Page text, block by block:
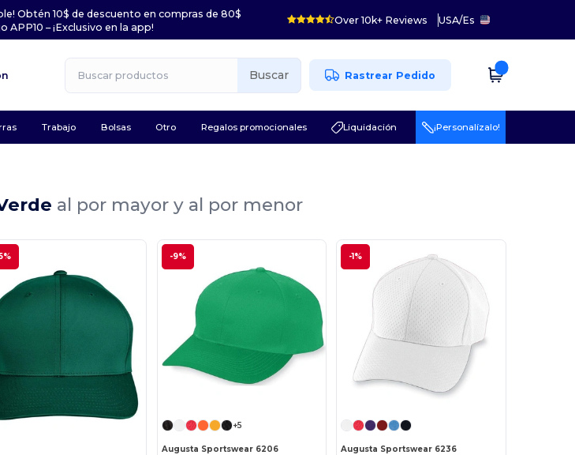
Obtén 10$ de descuento en compras de 80$
APP10 – ¡Exclusivo en la app!
Over 10k+ Reviews USA/Es
Buscar Rastrear Pedido
Trabajo Bolsas Otro Regalos promocionales Liquidación ¡Personalízalo!
al por mayor y al por menor
-9%
+5
Augusta Sportswear 6206
-1%
Augusta Sportswear 6236